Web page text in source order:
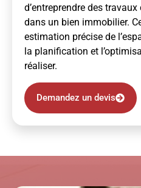
d’entreprendre des
dans un bien immobilier.
estimation précise de
la planification et
réaliser.
Demandez un devis